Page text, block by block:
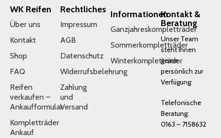
WK Reifen
Über uns
Kontakt
Shop
FAQ
Reifen
verkaufen –
Ankaufformular
Kompletträder
Ankauf
Rechtliches
Impressum
AGB
Datenschutz
Widerrufsbelehrung
Zahlung
und
Versand
Informationen
Ganzjahreskompletträder
Sommerkompletträder
Winterkompletträder
Kontakt &
Beratung
Unser Team
steht Ihnen
gerne
persönlich zur
Verfügung:
Telefonische
Beratung:
0163 – 7158632